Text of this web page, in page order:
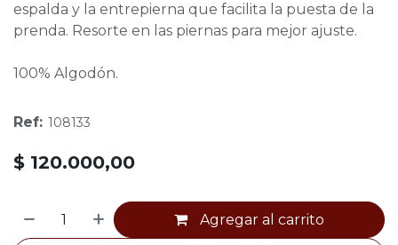
espalda y la entrepierna que facilita la puesta de la
prenda. Resorte en las piernas para mejor ajuste.
100% Algodón.
Ref: 108133
$ 120.000,00
Agregar al carrito